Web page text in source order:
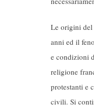
Le origini del
anni ed il
e condizioni
religione
protestanti e
civili. Si